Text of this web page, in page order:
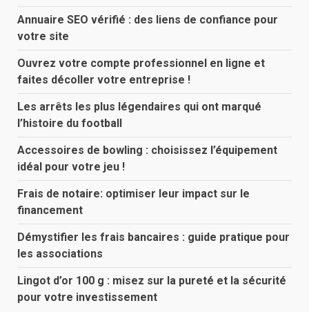
Annuaire SEO vérifié : des liens de confiance pour
votre site
Ouvrez votre compte professionnel en ligne et
faites décoller votre entreprise !
Les arrêts les plus légendaires qui ont marqué
l’histoire du football
Accessoires de bowling : choisissez l’équipement
idéal pour votre jeu !
Frais de notaire: optimiser leur impact sur le
financement
Démystifier les frais bancaires : guide pratique pour
les associations
Lingot d’or 100 g : misez sur la pureté et la sécurité
pour votre investissement